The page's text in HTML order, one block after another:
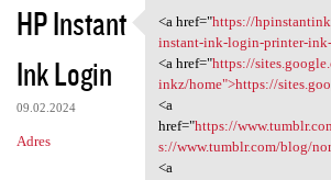
HP Instant
Ink Login
09.02.2024
Adres
<a href="https:/
<a href="https://
instant-ink-login-printer-ink-
<a href="https://
inkz/home">https://
<a
href="https://
s://www.tumblr.com/blog/
<a